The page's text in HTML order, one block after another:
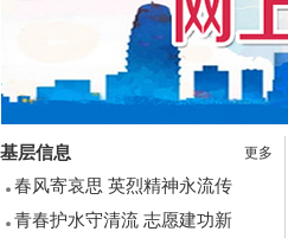
基层信息 更多
春风寄哀思 英烈精神永流传
青春护水守清流 志愿建功新